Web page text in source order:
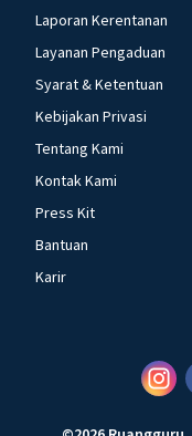
Laporan Kerentanan
Layanan Pengaduan
Syarat & Ketentuan
Kebijakan Privasi
Tentang Kami
Kontak Kami
Press Kit
Bantuan
Karir